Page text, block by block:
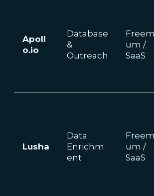
Apoll
o.io
Database
&
Outreach
um /
SaaS
Lusha
Data
Enrichm
ent
um /
SaaS